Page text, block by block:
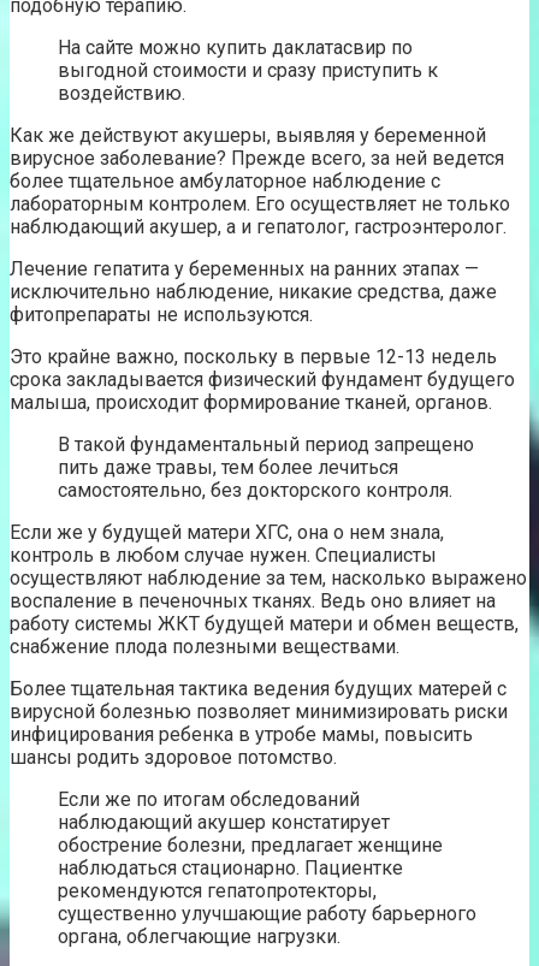
подобную терапию.
На сайте можно купить даклатасвир по
выгодной стоимости и сразу приступить к
воздействию.
Как же действуют акушеры, выявляя у беременной
вирусное заболевание? Прежде всего, за ней ведется
более тщательное амбулаторное наблюдение с
лабораторным контролем. Его осуществляет не только
наблюдающий акушер, а и гепатолог, гастроэнтеролог.
Лечение гепатита у беременных на ранних этапах —
исключительно наблюдение, никакие средства, даже
фитопрепараты не используются.
Это крайне важно, поскольку в первые 12-13 недель
срока закладывается физический фундамент будущего
малыша, происходит формирование тканей, органов.
В такой фундаментальный период запрещено
пить даже травы, тем более лечиться
самостоятельно, без докторского контроля.
Если же у будущей матери ХГС, она о нем знала,
контроль в любом случае нужен. Специалисты
осуществляют наблюдение за тем, насколько выражено
воспаление в печеночных тканях. Ведь оно влияет на
работу системы ЖКТ будущей матери и обмен веществ,
снабжение плода полезными веществами.
Более тщательная тактика ведения будущих матерей с
вирусной болезнью позволяет минимизировать риски
инфицирования ребенка в утробе мамы, повысить
шансы родить здоровое потомство.
Если же по итогам обследований
наблюдающий акушер констатирует
обострение болезни, предлагает женщине
наблюдаться стационарно. Пациентке
рекомендуются гепатопротекторы,
существенно улучшающие работу барьерного
органа, облегчающие нагрузки.